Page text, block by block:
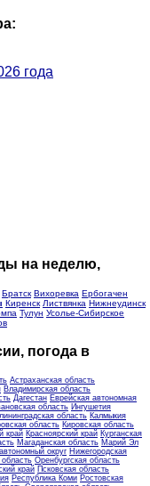
года
на неделю,
Братск Вихоревка Ербогачен
Киренск Листвянка Нижнеудинск
Тулун Усолье-Сибирское
погода в
Астраханская область
Владимирская область
Дагестан Еврейская автономная
область Ингушетия
область Калмыкия
область Кировская область
край Красноярский край Курганская
Магаданская область Марий Эл
округ Нижегородская
Оренбургская область
край Псковская область
Республика Коми Ростовская